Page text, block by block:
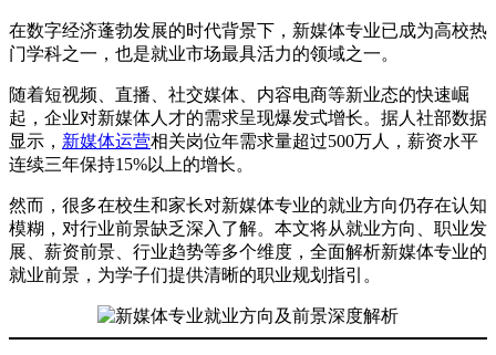
在数字经济蓬勃发展的时代背景下，新媒体专业已成为高校热
门学科之一，也是就业市场最具活力的领域之一。
随着短视频、直播、社交媒体、内容电商等新业态的快速崛
起，企业对新媒体人才的需求呈现爆发式增长。据人社部数据
显示， 新媒体运营相关岗位年需求量超过500万人，薪资水平
连续三年保持15%以上的增长。
然而，很多在校生和家长对新媒体专业的就业方向仍存在认知
模糊，对行业前景缺乏深入了解。本文将从就业方向、职业发
展、薪资前景、行业趋势等多个维度，全面解析新媒体专业的
就业前景，为学子们提供清晰的职业规划指引。